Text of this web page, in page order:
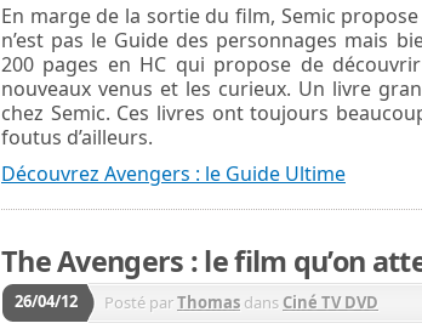
En marge de la sortie du film, Semic propose
n’est pas le Guide des personnages mais
200 pages en HC qui propose de
nouveaux venus et les curieux. Un livre
chez Semic. Ces livres ont toujours
foutus d’ailleurs.
Découvrez Avengers : le Guide Ultime
The Avengers : le film qu’on
26/04/12 Posté parThomas dans Ciné TV DVD